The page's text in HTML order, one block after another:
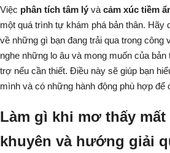
Việc phân tích tâm lý và cảm xúc tiềm
một quá trình tự khám phá bản thân. Hãy
về những gì bạn đang trải qua trong công
nghe những lo âu và mong muốn của
trợ nếu cần thiết. Điều này sẽ giúp bạn
mình và có những hành động phù hợp để
Làm gì khi mơ thấy
khuyên và hướng giải